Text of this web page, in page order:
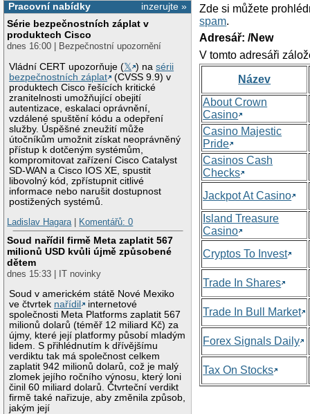
inzerujte »
Pracovní nabídky
Série bezpečnostních záplat v
produktech Cisco
dnes 16:00 | Bezpečnostní upozornění
Vládní CERT upozorňuje (𝕏 ) nasérii
bezpečnostních záplat
(CVSS 9.9) v
produktech Cisco řešících kritické
zranitelnosti umožňující obejití
autentizace, eskalaci oprávnění,
vzdálené spuštění kódu a odepření
služby. Úspěšné zneužití může
útočníkům umožnit získat neoprávněný
přístup k dotčeným systémům,
kompromitovat zařízení Cisco Catalyst
SD-WAN a Cisco IOS XE, spustit
libovolný kód, zpřístupnit citlivé
informace nebo narušit dostupnost
postižených systémů.
Ladislav Hagara| Komentářů: 0
Soud nařídil firmě Meta zaplatit 567
milionů USD kvůli újmě způsobené
dětem
dnes 15:33 | IT novinky
Soud v americkém státě Nové Mexiko
ve čtvrtek nařídil
internetové
společnosti Meta Platforms zaplatit 567
milionů dolarů (téměř 12 miliard Kč) za
újmy, které její platformy působí mladým
lidem. S přihlédnutím k dřívějšímu
verdiktu tak má společnost celkem
zaplatit 942 milionů dolarů, což je malý
zlomek jejího ročního výnosu, který loni
činil 60 miliard dolarů. Čtvrteční verdikt
firmě také nařizuje, aby změnila způsob,
jakým její
Zde si můžete
spam.
Adresář: /New
V tomto adresáři
Název
About Crown
Casino
Casino Majestic
Pride
Casinos Cash
Checks
Jackpot At Casino
Island Treasure
Casino
Cryptos To Invest
Trade In Shares
Trade In Bull Market
Forex Signals Daily
Tax On Stocks